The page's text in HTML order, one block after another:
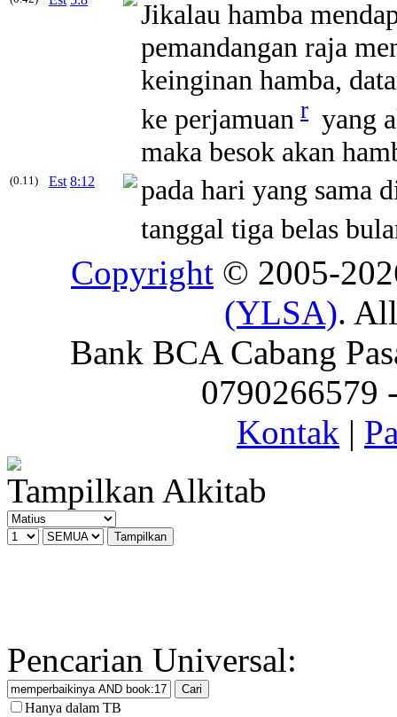
Jikalau hamba
pemandangan raja
keinginan hamba,
ke perjamuan r yang
maka besok akan
(0.11) Est 8:12
pada hari yang sama
tanggal tiga belas
Copyright © 2005-
(YLSA).
Bank BCA Cabang
0790266579
Kontak |
Tampilkan Alkitab
Pencarian Universal:
Hanya dalam TB